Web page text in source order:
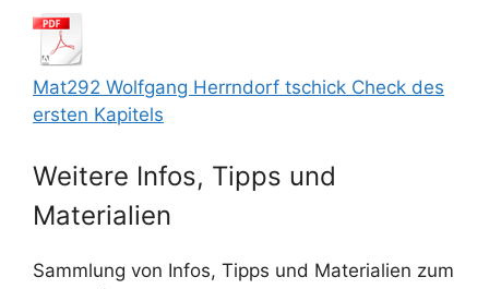
Mat292 Wolfgang Herrndorf tschick Check des
ersten Kapitels
Weitere Infos, Tipps und
Materialien
Sammlung von Infos, Tipps und Materialien zum